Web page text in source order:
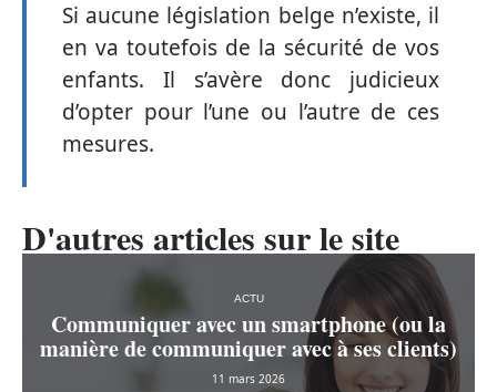
Si aucune législation belge n’existe, il
en va toutefois de la sécurité de vos
enfants. Il s’avère donc judicieux
d’opter pour l’une ou l’autre de ces
mesures.
D'autres articles sur le site
ACTU
Communiquer avec un smartphone (ou la
manière de communiquer avec à ses clients)
11 mars 2026